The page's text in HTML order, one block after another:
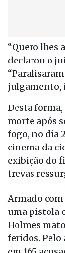
“Quero lhes
declarou o
julgamento,
Desta forma,
morte após
fogo, no dia
cinema da
exibição do
trevas
Armado com
uma pistola
Holmes
feridos. Pelo